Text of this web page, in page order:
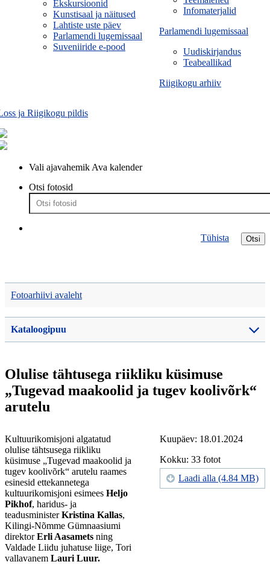
Infomaterjalid
Parlamendi lugemissaal
Uudiskirjandus
Teabeallikad
Riigikogu arhiiv
Ekskursioonid
Kunstisaal ja näitused
Lahtiste uste päev
Parlamendi lugemissaal
Suveniiride e-pood
ja Riigikogu pildis
Vali ajavahemik Ava kalender
Otsi fotosid
Otsi
Tühista
Fotoarhiivi avaleht
Kataloogipuu
Olulise tähtusega riikliku küsimuse
„Tugevad maakoolid ja tugev koolivõrk“
arutelu
Kuupäev: 18.01.2024
Kokku: 33 fotot
Laadi alla (4.84 MB)
Kultuurikomisjoni algatatud
olulise tähtsusega riikliku
küsimuse „Tugevad maakoolid ja
tugev koolivõrk“ arutelu raames
esinesid ettekannetega
kultuurikomisjoni esimees Heljo
Pikhof, haridus- ja
teadusministerKristina Kallas,
Kilingi-Nõmme Gümnaasiumi
direktorErli Aasamets ning
Valdade Liidu juhatuse liige, Tori
vallavanem Lauri Luur.